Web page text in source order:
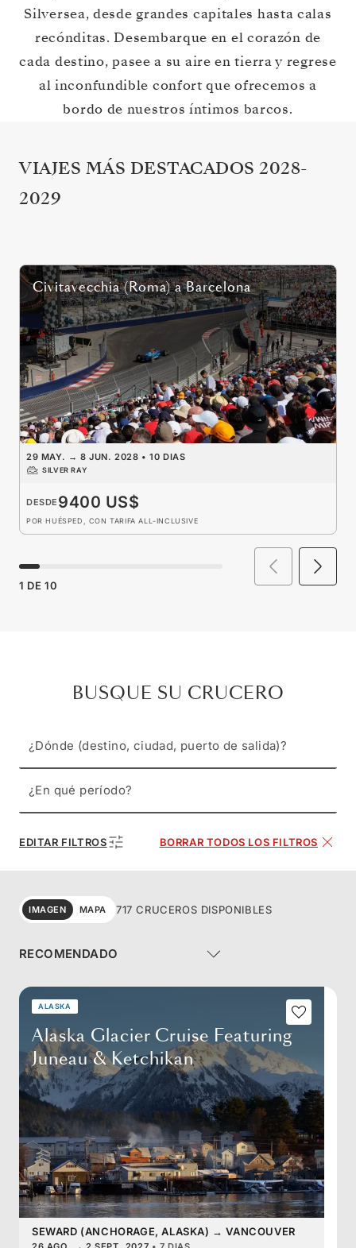
Silversea, desde grandes capitales hasta calas
recónditas. Desembarque en el corazón de
cada destino, pasee a su aire en tierra y regrese
al inconfundible confort que ofrecemos a
bordo de nuestros íntimos barcos.
VIAJES MÁS DESTACADOS 2028-
2029
Civitavecchia (Roma) a Barcelona
29 MAY. → 8 JUN. 2028 •10 DIAS
SILVER RAY
DESDE 9400 US$
POR HUÉSPED, CON TARIFA ALL-INCLUSIVE
1 DE 10
BUSQUE SU CRUCERO
¿Dónde (destino, ciudad, puerto de salida)?
¿En qué período?
EDITAR FILTROS BORRAR TODOS LOS FILTROS
IMAGEN MAPA 717 CRUCEROS DISPONIBLES
ALASKA
Alaska Glacier Cruise Featuring
Juneau & Ketchikan
SEWARD (ANCHORAGE, ALASKA) → VANCOUVER